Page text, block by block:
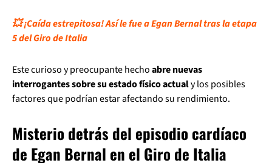
💥 ¡Caída estrepitosa! Así le fue a Egan Bernal tras la etapa
5 del Giro de Italia
Este curioso y preocupante hechoabre nuevas
interrogantes sobre su estado físico actualy los posibles
factores que podrían estar afectando su rendimiento.
Misterio detrás del episodio cardíaco
de Egan Bernal en el Giro de Italia